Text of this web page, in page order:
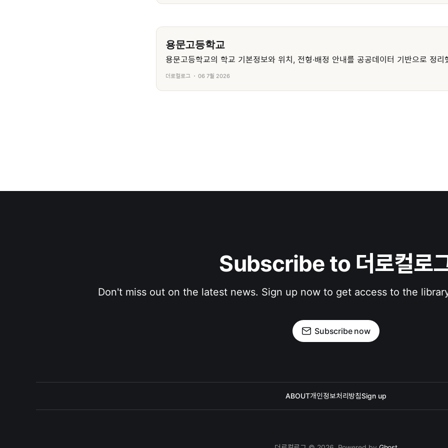
용문고등학교
용문고등학교의 학교 기본정보와 위치, 전형·배정 안내를 공공데이터 기반으로 정리
더로컬로그 06 7월 2026
Subscribe to 더로컬로
Don't miss out on the latest news. Sign up now to get access to the
Subscribe now
ABOUT개인정보처리방침Sign up